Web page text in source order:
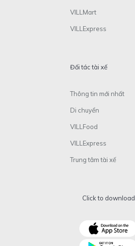
VILLMart
VILLExpress
Đối tác tài xế
Thông tin mới nhất
Di chuyển
VILLFood
VILLExpress
Trung tâm tài xế
Click to download